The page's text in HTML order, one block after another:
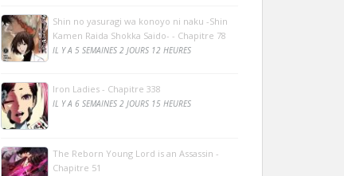
Shin no yasuragi wa konoyo ni naku -Shin
Kamen Raida Shokka Saido- - Chapitre 78
IL Y A 5 SEMAINES 2 JOURS 12 HEURES
Iron Ladies - Chapitre 338
IL Y A 6 SEMAINES 2 JOURS 15 HEURES
The Reborn Young Lord is an Assassin -
Chapitre 51